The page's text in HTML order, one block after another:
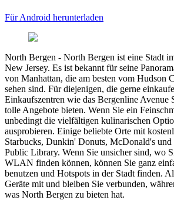
Für Android herunterladen
North Bergen - North Bergen ist eine Stadt
New Jersey. Es ist bekannt für seine
von Manhattan, die am besten vom Hudson
sehen sind. Für diejenigen, die gerne
Einkaufszentren wie das Bergenline Avenue
tolle Angebote bieten. Wenn Sie ein
unbedingt die vielfältigen kulinarischen
ausprobieren. Einige beliebte Orte mit
Starbucks, Dunkin' Donuts, McDonald's
Public Library. Wenn Sie unsicher sind, wo
WLAN finden können, können Sie ganz
benutzen und Hotspots in der Stadt finden.
Geräte mit und bleiben Sie verbunden,
was North Bergen zu bieten hat.